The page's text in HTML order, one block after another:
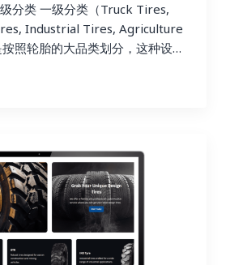
Truck Tires,
Industrial Tires, Agriculture
照轮胎的大品类划分，这种设计